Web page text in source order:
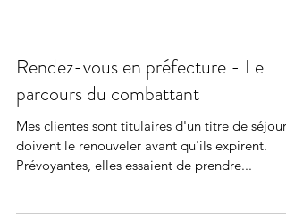
Rendez-vous en préfecture - Le
parcours du combattant
Mes clientes sont titulaires d'un titre de séjour
doivent le renouveler avant qu'ils expirent.
Prévoyantes, elles essaient de prendre...